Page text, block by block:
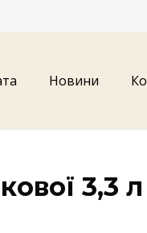
Новини
3,3